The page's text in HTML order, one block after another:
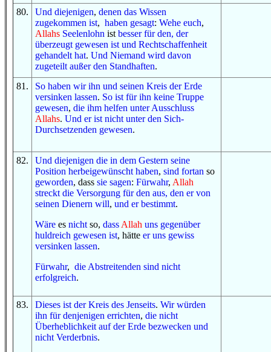
80. Und diejenigen, denen das Wissen
zugekommen ist, haben gesagt: Wehe euch,
Allahs Seelenlohn ist besser für den, der
überzeugt gewesen ist und Rechtschaffenheit
gehandelt hat. Und Niemand wird davon
zugeteilt außer den Standhaften.
81 . So haben wirihn und seinen Kreis der Erde
versinken lassen. So ist für ihn keine Truppe
gewesen, die ihm helfen unter Ausschluss
Allahs. Und er ist nicht unterden Sich-
Durchsetzenden gewesen.
82. Und diejenigen die in dem Gestern seine
Position herbeigewünscht haben, sind fortan so
geworden, dass sie sagen: Fürwahr, Allah
streckt die Versorgung für den aus, den er von
seinen Dienern will, und er bestimmt.
Wäre es nicht so, dass Allah uns gegenüber
huldreich gewesen ist, hätte er uns gewiss
versinken lassen.
Fürwahr, die Abstreitenden sind nicht
erfolgreich.
83. Dieses ist der Kreis des Jenseits. Wir würden
ihn für denjenigen errichten, die nicht
Überheblichkeit auf der Erde bezwecken und
nicht Verderbnis.